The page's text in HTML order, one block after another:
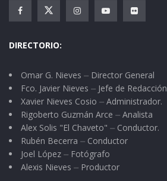
DIRECTORIO:
Omar G. Nieves ⏤ Director General
Fco. Javier Nieves ⏤ Jefe de Redacción
Xavier Nieves Cosio ⏤ Administrador.
Rigoberto Guzmán Arce ⏤ Analista
Alex Solis "El Chaveto" ⏤ Conductor.
Rubén Becerra ⏤ Conductor
Joel López ⏤ Fotógrafo
Alexis Nieves ⏤ Productor